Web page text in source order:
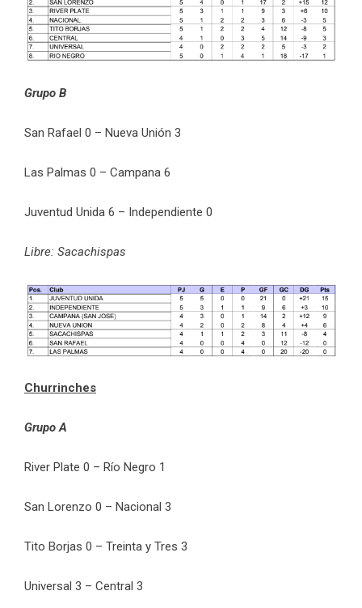
Grupo B
San Rafael 0 – Nueva Unión 3
Las Palmas 0 – Campana 6
Juventud Unida 6 – Independiente 0
Libre: Sacachispas
Churrinches
Grupo A
River Plate 0 – Río Negro 1
San Lorenzo 0 – Nacional 3
Tito Borjas 0 – Treinta y Tres 3
Universal 3 – Central 3